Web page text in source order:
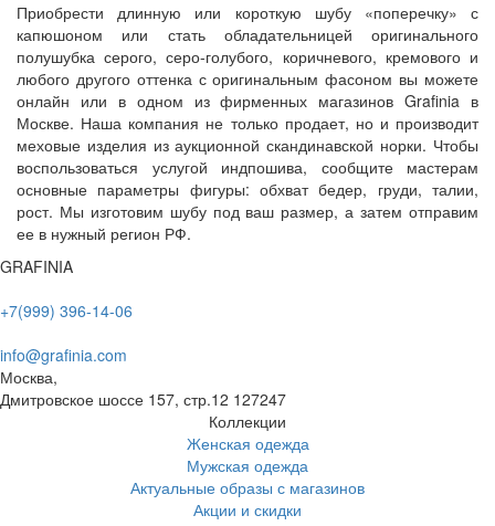
Приобрести длинную или короткую шубу «поперечку» с
капюшоном или стать обладательницей оригинального
полушубка серого, серо-голубого, коричневого, кремового и
любого другого оттенка с оригинальным фасоном вы можете
онлайн или в одном из фирменных магазинов Grafinia в
Москве. Наша компания не только продает, но и производит
меховые изделия из аукционной скандинавской норки. Чтобы
воспользоваться услугой индпошива, сообщите мастерам
основные параметры фигуры: обхват бедер, груди, талии,
рост. Мы изготовим шубу под ваш размер, а затем отправим
ее в нужный регион РФ.
GRAFINIA
+7(999) 396-14-06
info@grafinia.com
Москва,
Дмитровское шоссе 157, стр.12 127247
Коллекции
Женская одежда
Мужская одежда
Актуальные образы с магазинов
Акции и скидки